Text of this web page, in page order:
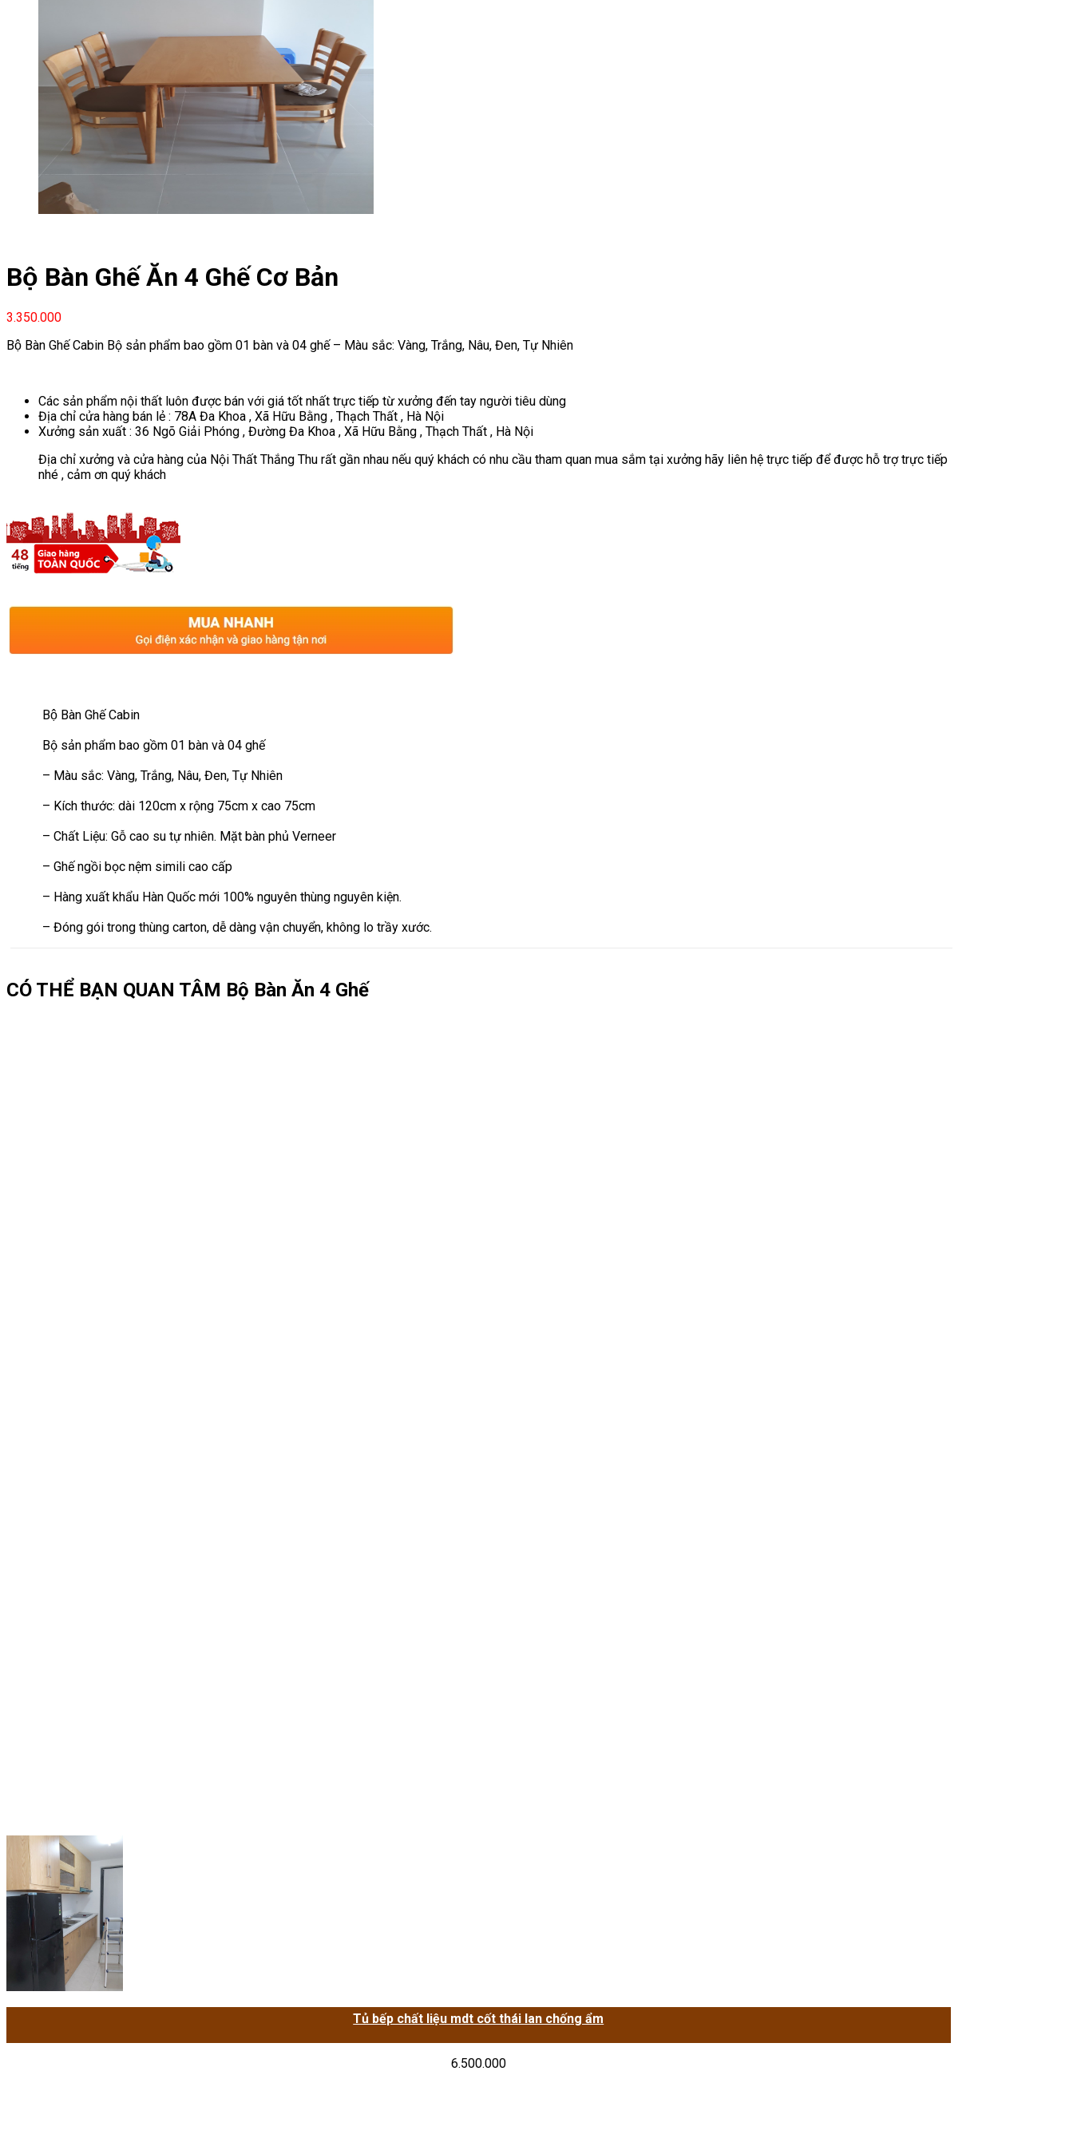
Bộ Bàn Ghế Ăn 4 Ghế Cơ Bản
3.350.000
Bộ Bàn Ghế Cabin Bộ sản phẩm bao gồm 01 bàn và 04 ghế – Màu sắc: Vàng, Trắng, Nâu, Đen, Tự Nhiên
Các sản phẩm nội thất luôn được bán với giá tốt nhất trực tiếp từ xưởng đến tay người tiêu dùng
Địa chỉ cửa hàng bán lẻ : 78A Đa Khoa , Xã Hữu Bằng , Thạch Thất , Hà Nội
Xưởng sản xuất : 36 Ngõ Giải Phóng , Đường Đa Khoa , Xã Hữu Bằng , Thạch Thất , Hà Nội
Địa chỉ xưởng và cửa hàng của Nội Thất Thắng Thu rất gần nhau nếu quý khách có nhu cầu tham quan mua sắm tại xưởng hãy liên hệ trực tiếp để được hỗ trợ trực tiếp
nhé , cảm ơn quý khách
Bộ Bàn Ghế Cabin
Bộ sản phẩm bao gồm 01 bàn và 04 ghế
– Màu sắc: Vàng, Trắng, Nâu, Đen, Tự Nhiên
– Kích thước: dài 120cm x rộng 75cm x cao 75cm
– Chất Liệu: Gỗ cao su tự nhiên. Mặt bàn phủ Verneer
– Ghế ngồi bọc nệm simili cao cấp
– Hàng xuất khẩu Hàn Quốc mới 100% nguyên thùng nguyên kiện.
– Đóng gói trong thùng carton, dễ dàng vận chuyển, không lo trầy xước.
CÓ THỂ BẠN QUAN TÂM Bộ Bàn Ăn 4 Ghế
Tủ bếp chất liệu mdt cốt thái lan chống ẩm
6.500.000